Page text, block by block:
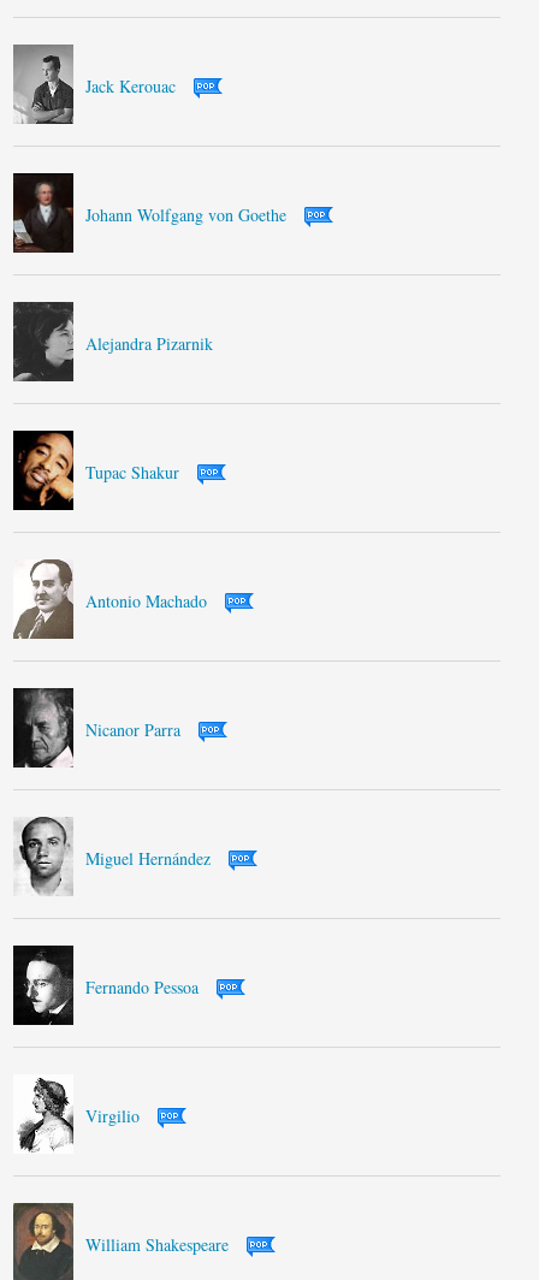
Jack Kerouac
Johann Wolfgang von Goethe
Alejandra Pizarnik
Tupac Shakur
Antonio Machado
Nicanor Parra
Miguel Hernández
Fernando Pessoa
Virgilio
William Shakespeare